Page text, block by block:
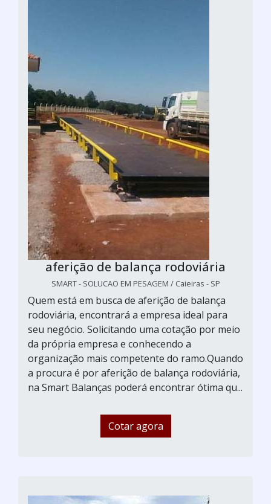
aferição de balança rodoviária
SMART - SOLUCAO EM PESAGEM / Caieiras - SP
Quem está em busca de aferição de balança
rodoviária, encontrará a empresa ideal para
seu negócio. Solicitando uma cotação por meio
da própria empresa e conhecendo a
organização mais competente do ramo.Quando
a procura é por aferição de balança rodoviária,
na Smart Balanças poderá encontrar ótima qu...
Cotar agora